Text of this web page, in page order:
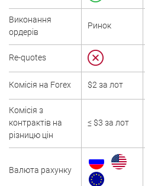
Виконання
ордерів
Ринок
Re-quotes
Комісія на Forex $2 за лот
Комісія з
контрактів на
різницю цін
≤ $3 за лот
Валюта рахунку